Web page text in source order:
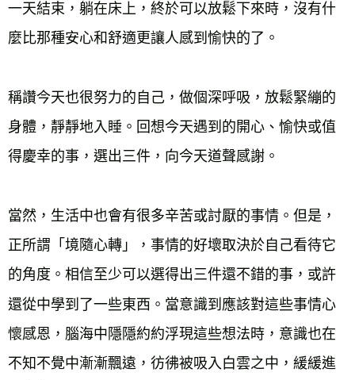
一天結束，躺在床上，終於可以放鬆下來時，沒有什
麼比那種安心和舒適更讓人感到愉快的了。
稱讚今天也很努力的自己，做個深呼吸，放鬆緊繃的
身體，靜靜地入睡。回想今天遇到的開心、愉快或值
得慶幸的事，選出三件，向今天道聲感謝。
當然，生活中也會有很多辛苦或討厭的事情。但是，
正所謂「境隨心轉」，事情的好壞取決於自己看待它
的角度。相信至少可以選得出三件還不錯的事，或許
還從中學到了一些東西。當意識到應該對這些事情心
懷感恩，腦海中隱隱約約浮現這些想法時，意識也在
不知不覺中漸漸飄遠，彷彿被吸入白雲之中，緩緩進